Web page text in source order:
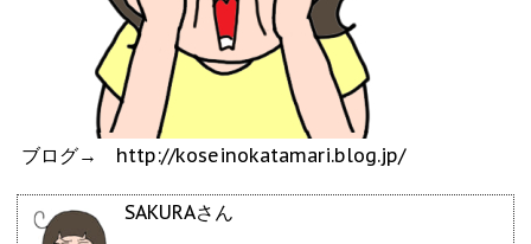
ブログ→ http://koseinokatamari.blog.jp/
SAKURAさん